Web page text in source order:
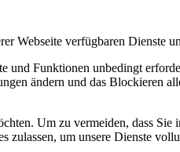
Webseite verfügbaren Dienste
und Funktionen unbedingt
ändern und das Blockieren
Um zu vermeiden, dass
zulassen, um unsere Dienste